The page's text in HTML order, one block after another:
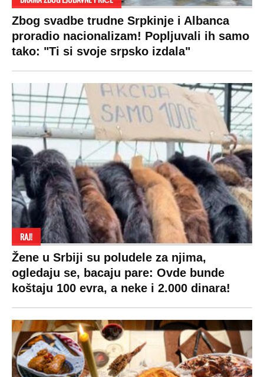
Zbog svadbe trudne Srpkinje i Albanca
proradio nacionalizam! Popljuvali ih samo
tako: "Ti si svoje srpsko izdala"
RAJ!
Žene u Srbiji su poludele za njima,
ogledaju se, bacaju pare: Ovde bunde
koštaju 100 evra, a neke i 2.000 dinara!